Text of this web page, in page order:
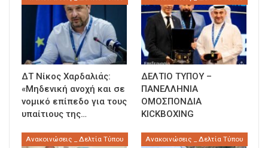
ΔΤ Νίκος Χαρδαλιάς:
«Μηδενική ανοχή και σε
νομικό επίπεδο για τους
υπαίτιους της…
ΔΕΛΤΙΟ ΤΥΠΟΥ –
ΠΑΝΕΛΛΗΝΙΑ
ΟΜΟΣΠΟΝΔΙΑ
KICKBOXING
Ανακοινώσεις _ Δελτία Τύπου Ανακοινώσεις _ Δελτία Τύπου